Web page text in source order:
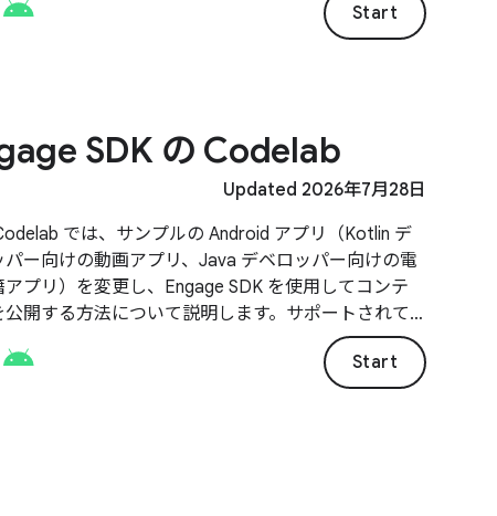
Start
SDK の Codelab
Updated 2026年7月28日
では、サンプルの Android アプリ（Kotlin デ
パー向けの動画アプリ、Java デベロッパー向けの電
アプリ）を変更し、Engage SDK を使用してコンテ
公開する方法について説明します。サポートされて
べてのアプリカテゴリに同じロジックを適用できま
Start